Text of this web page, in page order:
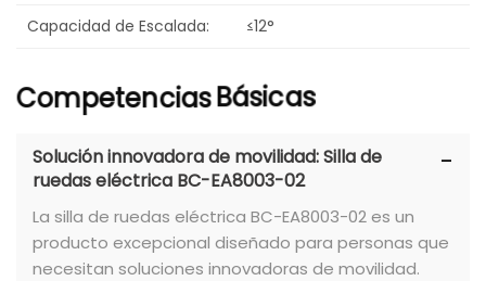
Capacidad de Escalada:
≤12°
CompetenciasBásicas
Solución innovadora de movilidad: Silla de
ruedas eléctrica BC-EA8003-02
La silla de ruedas eléctrica BC-EA8003-02 es un
producto excepcional diseñado para personas que
necesitan soluciones innovadoras de movilidad.